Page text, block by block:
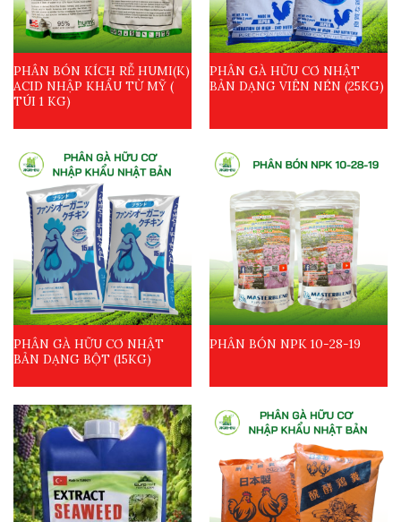
PHÂN BÓN KÍCH RỄ HUMI(K)
ACID NHẬP KHẨU TỪ MỸ (
TÚI 1 KG)
PHÂN GÀ HỮU CƠ NHẬT
BẢN DẠNG VIÊN NÉN (25KG)
PHÂN GÀ HỮU CƠ NHẬT
BẢN DẠNG BỘT (15KG)
PHÂN BÓN NPK 10-28-19